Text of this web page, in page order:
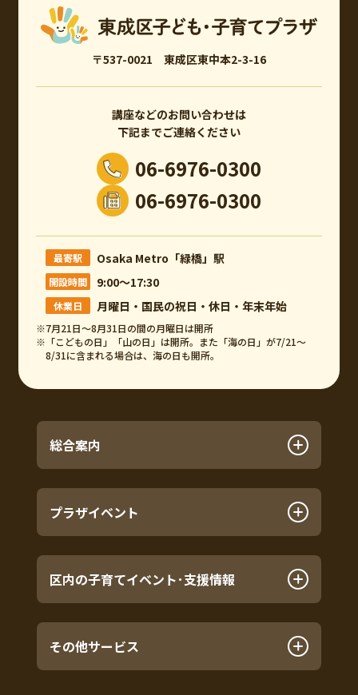
〒537-0021 東成区東中本2-3-16
講座などのお問い合わせは
下記までご連絡ください
06-6976-0300
06-6976-0300
最寄駅 Osaka Metro「緑橋」駅
開設時間 9:00～17:30
休業日 月曜日・国民の祝日・休日・年末年始
※7月21日～8月31日の間の月曜日は開所
※「こどもの日」「山の日」は開所。また「海の日」が7/21～
8/31に含まれる場合は、海の日も開所。
総合案内
プラザイベント
区内の子育てイベント･支援情報
その他サービス